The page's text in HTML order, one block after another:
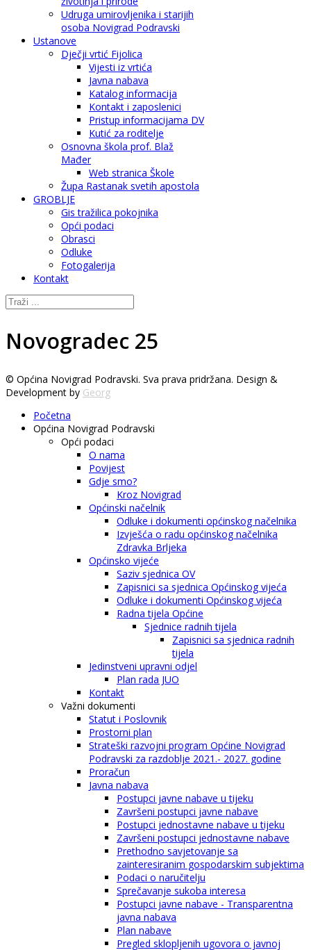
Udruga umirovljenika i starijih
osoba Novigrad Podravski
Ustanove
Dječji vrtić Fijolica
Vijesti iz vrtića
Javna nabava
Katalog informacija
Kontakt i zaposlenici
Pristup informacijama DV
Kutić za roditelje
Osnovna škola prof. Blaž
Mađer
Web stranica Škole
Župa Rastanak svetih apostola
GROBLJE
Gis tražilica pokojnika
Opći podaci
Obrasci
Odluke
Fotogalerija
Kontakt
Novogradec 25
© Općina Novigrad Podravski. Sva prava pridržana. Design &
Development by Georg
Početna
Općina Novigrad Podravski
Opći podaci
O nama
Povijest
Gdje smo?
Kroz Novigrad
Općinski načelnik
Odluke i dokumenti općinskog načelnika
Izvješća o radu općinskog načelnika
Zdravka Brljeka
Općinsko vijeće
Saziv sjednica OV
Zapisnici sa sjednica Općinskog vijeća
Odluke i dokumenti Općinskog vijeća
Radna tijela Općine
Sjednice radnih tijela
Zapisnici sa sjednica radnih
tijela
Jedinstveni upravni odjel
Plan rada JUO
Kontakt
Važni dokumenti
Statut i Poslovnik
Prostorni plan
Strateški razvojni program Općine Novigrad
Podravski za razdoblje 2021.- 2027. godine
Proračun
Javna nabava
Postupci javne nabave u tijeku
Završeni postupci javne nabave
Postupci jednostavne nabave u tijeku
Završeni postupci jednostavne nabave
Prethodno savjetovanje sa
zainteresiranim gospodarskim subjektima
Podaci o naručitelju
Sprečavanje sukoba interesa
Postupci javne nabave - Transparentna
javna nabava
Plan nabave
Pregled sklopljenih ugovora o javnoj